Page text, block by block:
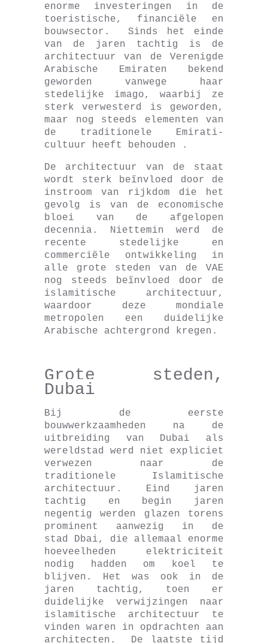
enorme investeringen in de
toeristische, financiële en
bouwsector. Sinds het einde
van de jaren tachtig is de
architectuur van de Verenigde
Arabische Emiraten bekend
geworden vanwege haar
stedelijke imago, waarbij ze
sterk verwesterd is geworden,
maar nog steeds elementen van
de traditionele Emirati-
cultuur heeft behouden .
De architectuur van de staat
wordt sterk beïnvloed door de
instroom van rijkdom die het
gevolg is van de economische
bloei van de afgelopen
decennia. Niettemin werd de
recente stedelijke en
commerciële ontwikkeling in
alle grote steden van de VAE
nog steeds beïnvloed door de
islamitische architectuur,
waardoor deze mondiale
metropolen een duidelijke
Arabische achtergrond kregen.
Grote steden,
Dubai
Bij de eerste
bouwwerkzaamheden na de
uitbreiding van Dubai als
wereldstad werd niet expliciet
verwezen naar de
traditionele Islamitische
architectuur. Eind jaren
tachtig en begin jaren
negentig werden glazen torens
prominent aanwezig in de
stad Dbai, die allemaal enorme
hoeveelheden elektriciteit
nodig hadden om koel te
blijven. Het was ook in de
jaren tachtig, toen er
duidelijke verwijzingen naar
islamitische architectuur te
vinden waren in opdrachten aan
architecten. De laatste tijd